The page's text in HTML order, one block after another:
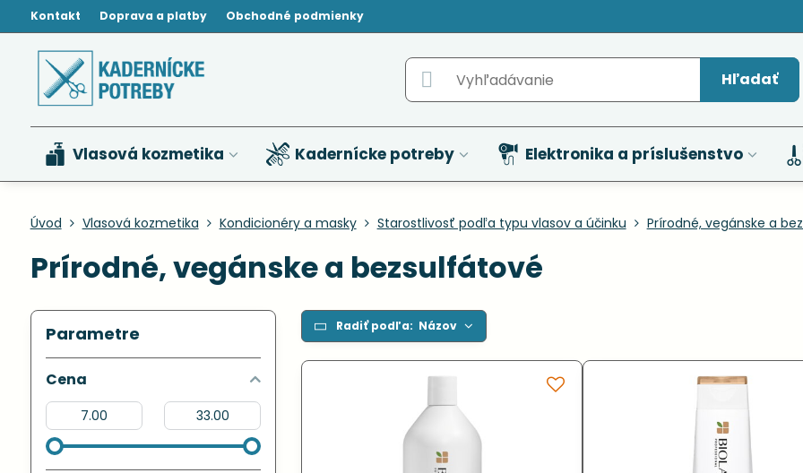
Kontakt Doprava a platby Obchodné podmienky
Hľadať
Vlasová kozmetika Kadernícke potreby Elektronika a príslušenstvo
Úvod Vlasová kozmetika Kondicionéry a masky Starostlivosť podľa typu vlasov a účinku Prírodné, vegánske a
Prírodné, vegánske a bezsulfátové
Radiť podľa: Názov
Parametre
Cena
Od:
Do: